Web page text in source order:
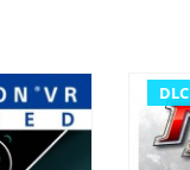
DLC